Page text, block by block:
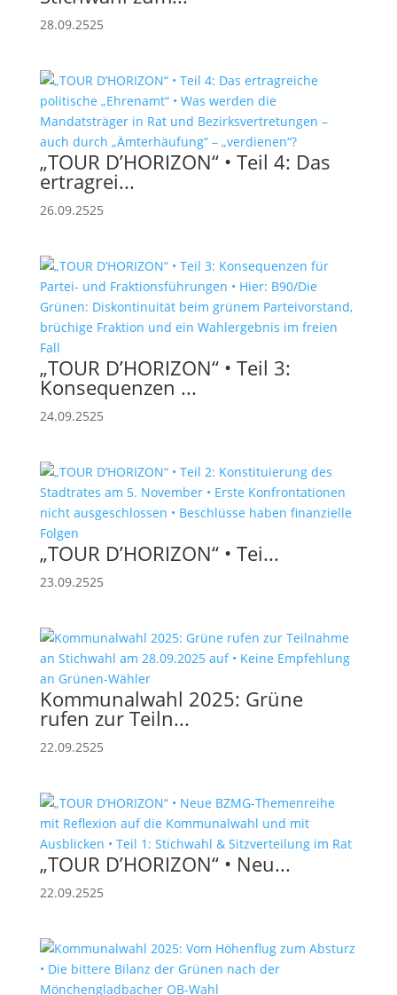
28.09.2525
„TOUR D’HORIZON“ • Teil 4: Das
ertragrei...
26.09.2525
„TOUR D’HORIZON“ • Teil 3:
Konsequenzen ...
24.09.2525
„TOUR D’HORIZON“ • Tei...
23.09.2525
Kommunalwahl 2025: Grüne
rufen zur Teiln...
22.09.2525
„TOUR D’HORIZON“ • Neu...
22.09.2525